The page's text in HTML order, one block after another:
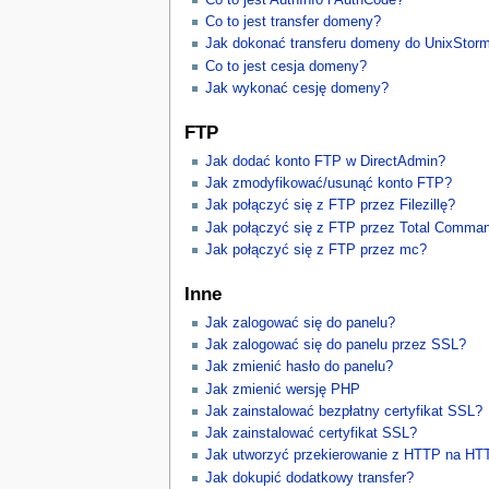
Co to jest transfer domeny?
Jak dokonać transferu domeny do
Co to jest cesja domeny?
Jak wykonać cesję domeny?
FTP
Jak dodać konto FTP w DirectAdmin?
Jak zmodyfikować/usunąć konto FTP?
Jak połączyć się z FTP przez Filezillę?
Jak połączyć się z FTP przez Total
Jak połączyć się z FTP przez mc?
Inne
Jak zalogować się do panelu?
Jak zalogować się do panelu przez SSL?
Jak zmienić hasło do panelu?
Jak zmienić wersję PHP
Jak zainstalować bezpłatny certyfikat SSL?
Jak zainstalować certyfikat SSL?
Jak utworzyć przekierowanie z HTTP na
Jak dokupić dodatkowy transfer?